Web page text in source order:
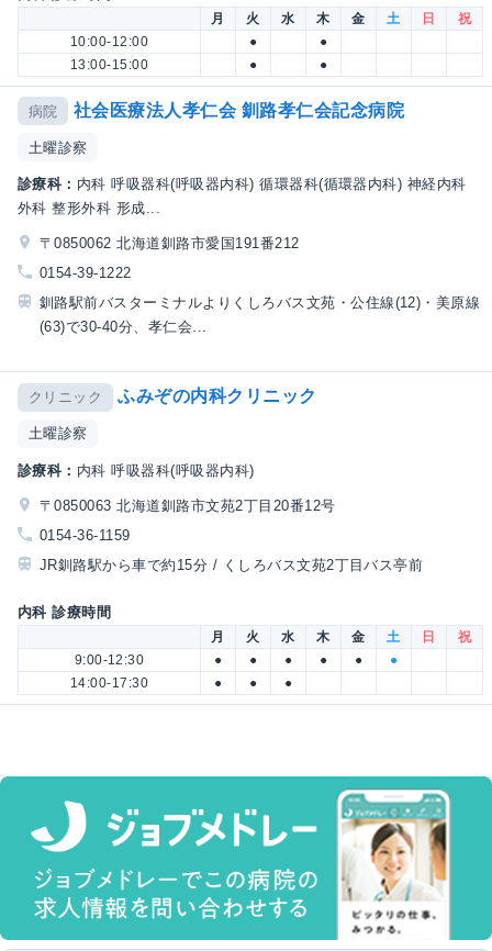
月 火 水 木 金 土 日
祝
10:00-12:00
●
●
13:00-15:00
● ●
病院 社会医療法人孝仁会 釧路孝仁会記念病院
土曜診察
診療科： 内科 呼吸器科(呼吸器内科) 循環器科(循環器内科) 神経内科
外科 整形外科 形成...
〒0850062 北海道釧路市愛国191番212
0154-39-1222
釧路駅前バスターミナルよりくしろバス文苑・公住線(12)・美原線
(63)で30-40分、孝仁会...
クリニック ふみぞの内科クリニック
土曜診察
診療科： 内科 呼吸器科(呼吸器内科)
〒0850063 北海道釧路市文苑2丁目20番12号
0154-36-1159
JR釧路駅から車で約15分 / くしろバス文苑2丁目バス亭前
内科 診療時間
月 火 水 木 金 土 日
祝
9:00-12:30
● ● ● ● ●
●
14:00-17:30
● ● ●